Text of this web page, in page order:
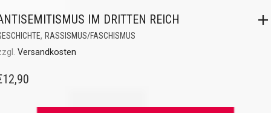
IM DRITTEN REICH
, RASSISMUS/FASCHISMUS
Versandkosten
12,90